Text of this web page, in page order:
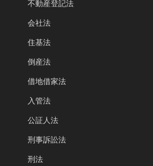
不動産登記法
会社法
住基法
倒産法
借地借家法
入管法
公証人法
刑事訴訟法
刑法